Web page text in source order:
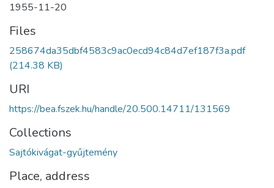
1955-11-20
Files
258674da35dbf4583c9ac0ecd94c84d7ef187f3a.pdf
(214.38 KB)
URI
https://bea.fszek.hu/handle/20.500.14711/131569
Collections
Sajtókivágat-gyűjtemény
Place, address